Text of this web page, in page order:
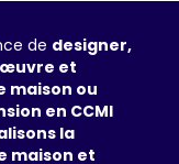
de designer,
et
maison ou
en CCMI
la
maison et